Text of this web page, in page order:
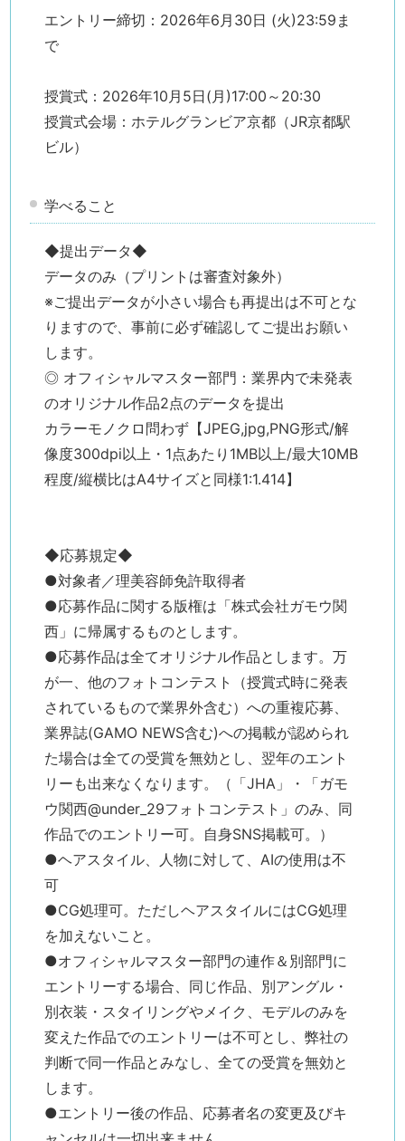
エントリー締切：2026年6月30日 (火)23:59ま
で
授賞式：2026年10月5日(月)17:00～20:30
授賞式会場：ホテルグランビア京都（JR京都駅
ビル）
学べること
◆提出データ◆
データのみ（プリントは審査対象外）
※ご提出データが小さい場合も再提出は不可とな
りますので、事前に必ず確認してご提出お願い
します。
◎ オフィシャルマスター部門：業界内で未発表
のオリジナル作品2点のデータを提出
カラーモノクロ問わず【JPEG,jpg,PNG形式/解
像度300dpi以上・1点あたり1MB以上/最大10MB
程度/縦横比はA4サイズと同様1:1.414】
◆応募規定◆
●対象者／理美容師免許取得者
●応募作品に関する版権は「株式会社ガモウ関
西」に帰属するものとします。
●応募作品は全てオリジナル作品とします。万
が一、他のフォトコンテスト（授賞式時に発表
されているもので業界外含む）への重複応募、
業界誌(GAMO NEWS含む)への掲載が認められ
た場合は全ての受賞を無効とし、翌年のエント
リーも出来なくなります。（「JHA」・「ガモ
ウ関西@under_29フォトコンテスト」のみ、同
作品でのエントリー可。自身SNS掲載可。）
●ヘアスタイル、人物に対して、AIの使用は不
可
●CG処理可。ただしヘアスタイルにはCG処理
を加えないこと。
●オフィシャルマスター部門の連作＆別部門に
エントリーする場合、同じ作品、別アングル・
別衣装・スタイリングやメイク、モデルのみを
変えた作品でのエントリーは不可とし、弊社の
判断で同一作品とみなし、全ての受賞を無効と
します。
●エントリー後の作品、応募者名の変更及びキ